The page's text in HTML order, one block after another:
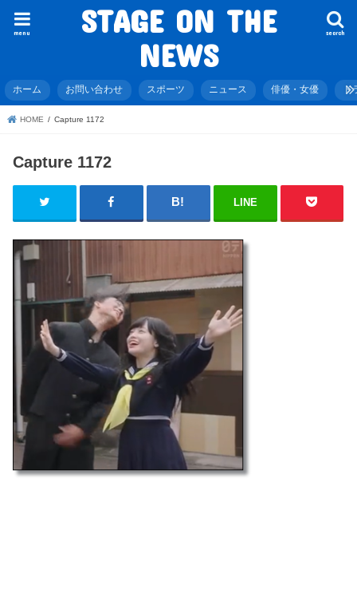
STAGE ON THE
NEWS
search
menu
ホーム お問い合わせ スポーツ ニュース 俳優・女優 ド
HOME Capture 1172
Capture 1172
LINE